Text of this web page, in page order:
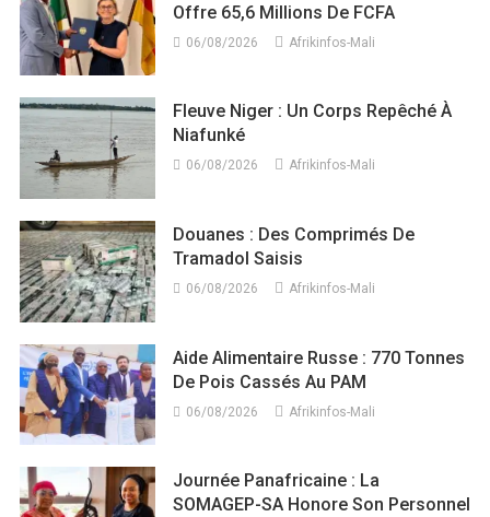
Offre 65,6 Millions De FCFA
06/08/2026 Afrikinfos-Mali
Fleuve Niger : Un Corps Repêché À
Niafunké
06/08/2026 Afrikinfos-Mali
Douanes : Des Comprimés De
Tramadol Saisis
06/08/2026 Afrikinfos-Mali
Aide Alimentaire Russe : 770 Tonnes
De Pois Cassés Au PAM
06/08/2026 Afrikinfos-Mali
Journée Panafricaine : La
SOMAGEP-SA Honore Son Personnel